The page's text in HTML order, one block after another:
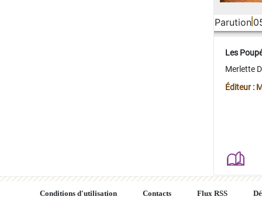
Parution
Les
Merlette
Éditeur :
Conditions d'utilisation Contacts Flux RSS